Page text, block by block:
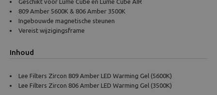
Geschikt voor Lume Cube en Lume Cube AIR
809 Amber 5600K & 806 Amber 3500K
Ingebouwde magnetische steunen
Vereist wijzigingsframe
Inhoud
Lee Filters Zircon 809 Amber LED Warming Gel (5600K)
Lee Filters Zircon 806 Amber LED Warming Gel (3500K)